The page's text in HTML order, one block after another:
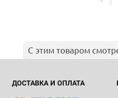
С этим товаром
ДОСТАВКА И ОПЛАТА